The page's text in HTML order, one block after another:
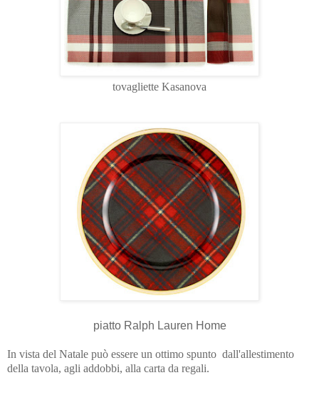
tovagliette Kasanova
piatto Ralph Lauren Home
In vista del Natale può essere un ottimo spunto dall'allestimento
della tavola, agli addobbi, alla carta da regali.